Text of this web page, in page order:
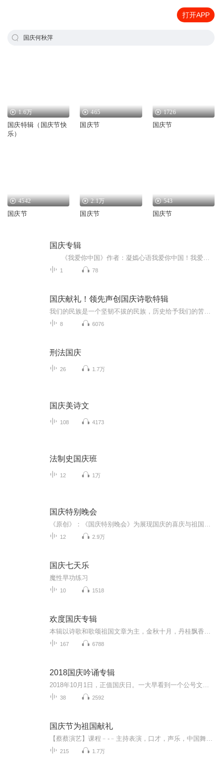
打开APP
国庆何秋萍
1.6万
国庆特辑（国庆节快
乐）
465
国庆节
1726
国庆节
4542
国庆节
2.1万
国庆节
543
国庆节
国庆专辑
1 78
国庆献礼！领先声创国庆诗歌特辑
8 6076
刑法国庆
26 1.7万
国庆美诗文
108 4173
法制史国庆班
12 1万
国庆特别晚会
12 2.9万
国庆七天乐
魔性早功练习
10 1518
欢度国庆专辑
167 6788
2018国庆吟诵专辑
38 2592
国庆节为祖国献礼
215 1.7万